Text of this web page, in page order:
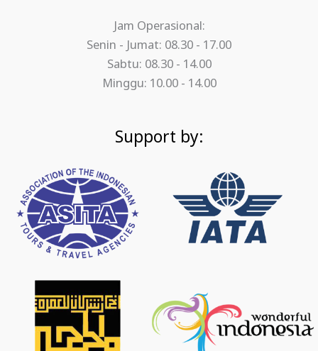
Jam Operasional:
Senin - Jumat: 08.30 - 17.00
Sabtu: 08.30 - 14.00
Minggu: 10.00 - 14.00
Support by: